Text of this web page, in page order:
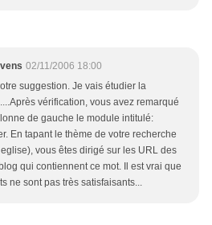
02/11/2006 18:00
suggestion. Je vais étudier la
vérification, vous avez remarqué
de gauche le module intitulé:
En tapant le thème de votre recherche
vous êtes dirigé sur les URL des
qui contiennent ce mot. Il est vrai que
ne sont pas très satisfaisants...